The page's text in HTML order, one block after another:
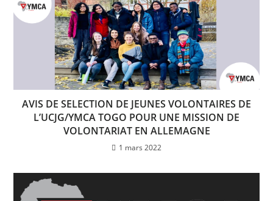
AVIS DE SELECTION DE JEUNES VOLONTAIRES DE
L’UCJG/YMCA TOGO POUR UNE MISSION DE
VOLONTARIAT EN ALLEMAGNE
1 mars 2022